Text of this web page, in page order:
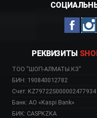
РЕКВИЗИТЫ
ТОО "ШОП-АЛМАТЫ.КЗ"
БИН: 190840012782
Счет: KZ79722S000002477934
Банк: АО «Kaspi Bank»
БИК: CASPKZKA